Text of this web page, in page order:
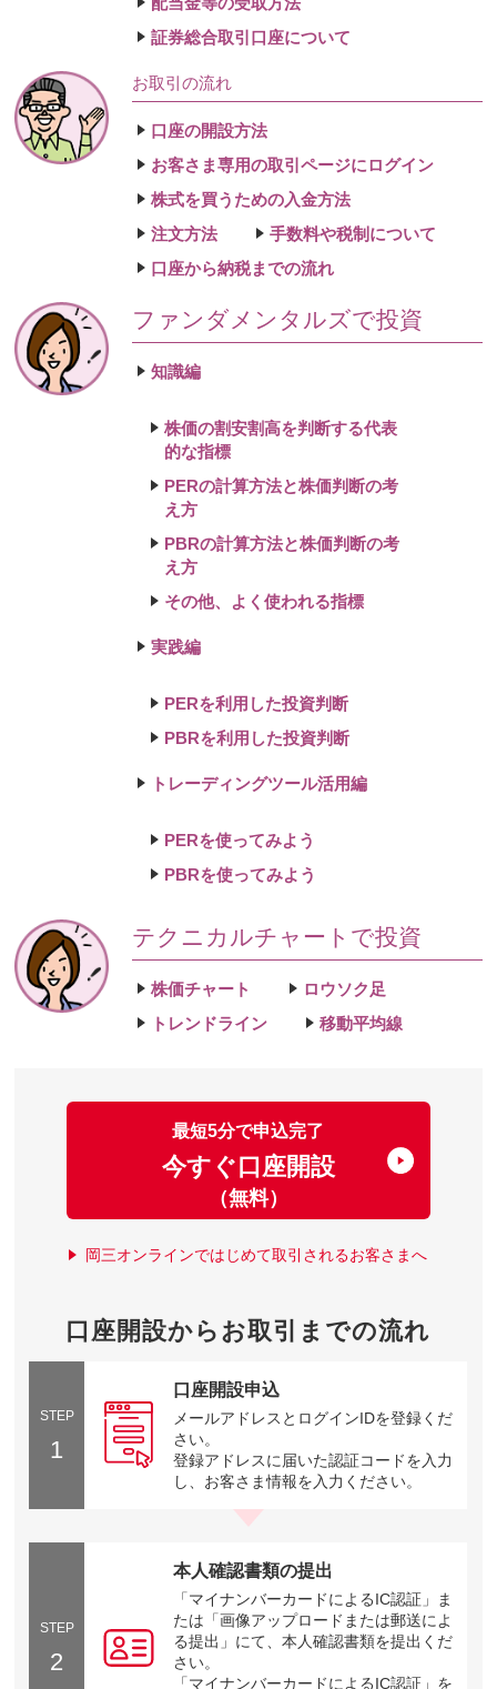
証券総合取引口座について
お取引の流れ
口座の開設方法
お客さま専用の取引ページにログイン
株式を買うための入金方法
注文方法
手数料や税制について
口座から納税までの流れ
ファンダメンタルズで投資
知識編
株価の割安割高を判断する代表
的な指標
PERの計算方法と株価判断の考
え方
PBRの計算方法と株価判断の考
え方
その他、よく使われる指標
実践編
PERを利用した投資判断
PBRを利用した投資判断
トレーディングツール活用編
PERを使ってみよう
PBRを使ってみよう
テクニカルチャートで投資
株価チャート
ロウソク足
トレンドライン
移動平均線
最短5分で申込完了
今すぐ口座開設
（無料）
岡三オンラインではじめて取引されるお客さまへ
口座開設からお取引までの流れ
STEP
1
口座開設申込
メールアドレスとログインIDを登録くだ
さい。
登録アドレスに届いた認証コードを入力
し、お客さま情報を入力ください。
STEP
2
本人確認書類の提出
「マイナンバーカードによるIC認証」ま
たは「画像アップロードまたは郵送によ
る提出」にて、本人確認書類を提出くだ
さい。
「マイナンバーカードによるIC認証」を